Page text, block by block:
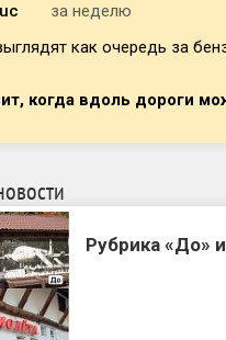
за неделю
как очередь за
когда вдоль дороги
Рубрика «До»